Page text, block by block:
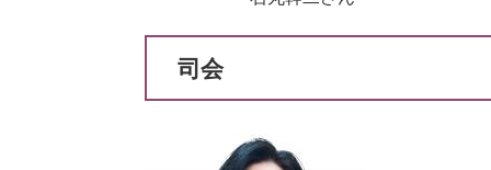
司会